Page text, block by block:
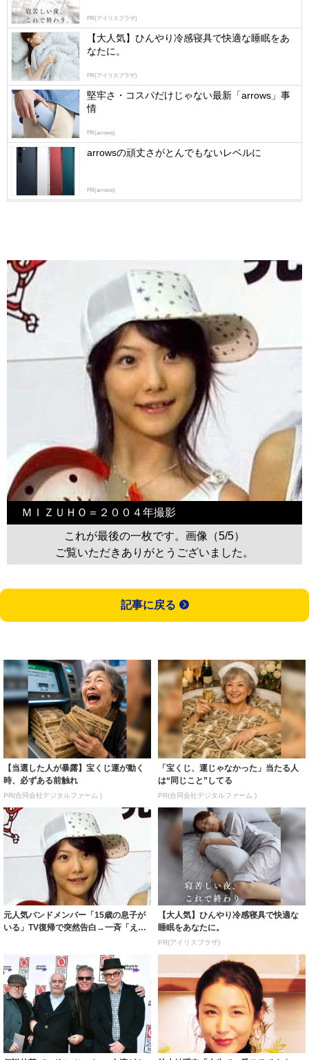
PR(アイリスプラザ)
【大人気】ひんやり冷感寝具で快適な睡眠をあ
なたに。
PR(アイリスプラザ)
堅牢さ・コスパだけじゃない最新「arrows」事
情
PR(arrows)
arrowsの頑丈さがとんでもないレベルに
PR(arrows)
ＭＩＺＵＨＯ＝２００４年撮影
これが最後の一枚です。画像（5/5）
ご覧いただきありがとうございました。
記事に戻る
【当選した人が暴露】宝くじ運が動く
時、必ずある前触れ
PR(合同会社デジタルファーム )
「宝くじ、運じゃなかった」当たる人
は“同じこと”してる
PR(合同会社デジタルファーム )
元人気バンドメンバー「15歳の息子が
いる」TV復帰で突然告白→一斉「え
【大人気】ひんやり冷感寝具で快適な
睡眠をあなたに。
PR(アイリスプラザ)